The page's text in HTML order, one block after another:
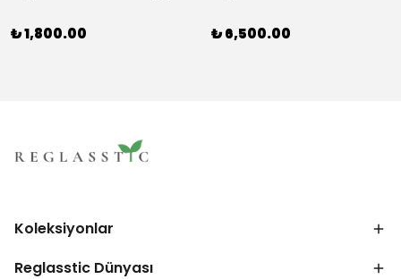
₺ 1,800.00 ₺ 6,500.00
Koleksiyonlar
Reglasstic Dünyası